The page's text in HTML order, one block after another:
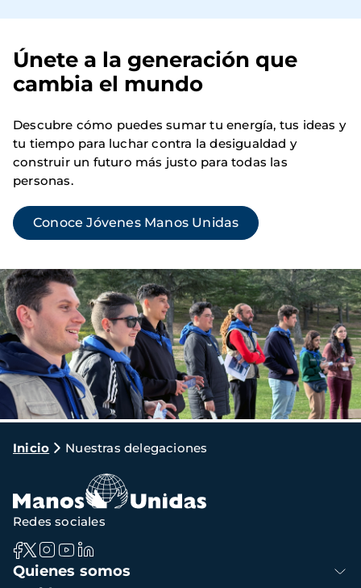
Imagen
Únete a la generación que
cambia el mundo
Descubre cómo puedes sumar tu energía, tus ideas y
tu tiempo para luchar contra la desigualdad y
construir un futuro más justo para todas las
personas.
Conoce Jóvenes Manos Unidas
Ruta
navegación
Inicio Nuestras delegaciones
Navegación
principal
Quienes somos
Redes sociales